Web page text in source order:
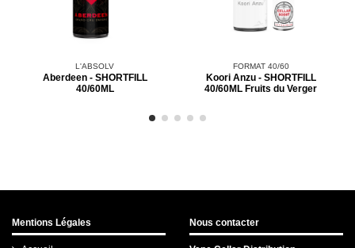
L'ABSOLV
Aberdeen - SHORTFILL
40/60ML
FORMAT 40/60
Koori Anzu - SHORTFILL
40/60ML Fruits du Verger
Mentions Légales Nous contacter